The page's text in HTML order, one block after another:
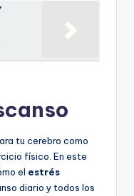
tu cerebro como
físico. En este
el estrés
diario y todos los